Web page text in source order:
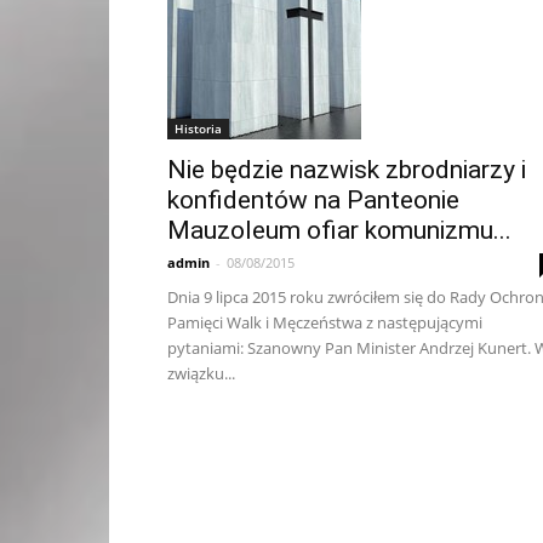
Historia
Nie będzie nazwisk zbrodniarzy i
konfidentów na Panteonie
Mauzoleum ofiar komunizmu...
admin - 08/08/2015
Dnia 9 lipca 2015 roku zwróciłem się do Rady
Pamięci Walk i Męczeństwa z następującymi
pytaniami: Szanowny Pan Minister Andrzej Kunert.
związku...